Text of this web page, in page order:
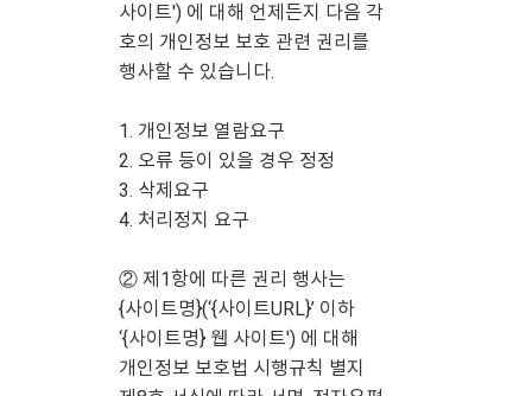
사이트') 에 대해 언제든지 다음 각
호의 개인정보 보호 관련 권리를
행사할 수 있습니다.
1. 개인정보 열람요구
2. 오류 등이 있을 경우 정정
3. 삭제요구
4. 처리정지 요구
② 제1항에 따른 권리 행사는
{사이트명}(‘{사이트URL}’ 이하
‘{사이트명} 웹 사이트') 에 대해
개인정보 보호법 시행규칙 별지